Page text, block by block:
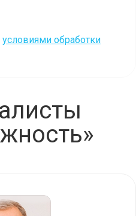
условиями обработки